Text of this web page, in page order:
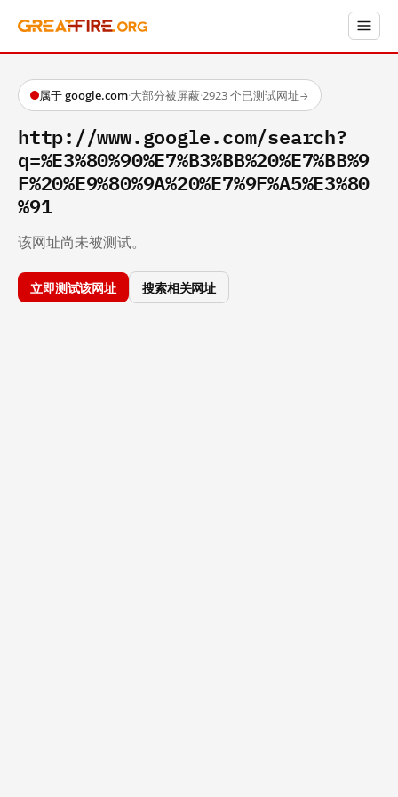
属于 google.com·大部分被屏蔽·2923 个已测试网址→
http://www.google.com/search?
q=%E3%80%90%E7%B3%BB%20%E7%BB%9
F%20%E9%80%9A%20%E7%9F%A5%E3%80
%91
该网址尚未被测试。
立即测试该网址 搜索相关网址